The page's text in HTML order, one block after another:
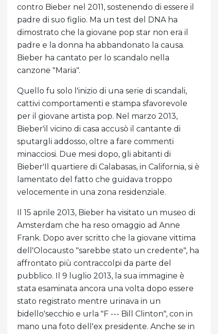
contro Bieber nel 2011, sostenendo di essere il
padre di suo figlio. Ma un test del DNA ha
dimostrato che la giovane pop star non era il
padre e la donna ha abbandonato la causa.
Bieber ha cantato per lo scandalo nella
canzone "Maria".
Quello fu solo l'inizio di una serie di scandali,
cattivi comportamenti e stampa sfavorevole
per il giovane artista pop. Nel marzo 2013,
Bieber'il vicino di casa accusò il cantante di
sputargli addosso, oltre a fare commenti
minacciosi. Due mesi dopo, gli abitanti di
Bieber'Il quartiere di Calabasas, in California, si è
lamentato del fatto che guidava troppo
velocemente in una zona residenziale.
Il 15 aprile 2013, Bieber ha visitato un museo di
Amsterdam che ha reso omaggio ad Anne
Frank. Dopo aver scritto che la giovane vittima
dell'Olocausto "sarebbe stato un credente", ha
affrontato più contraccolpi da parte del
pubblico. Il 9 luglio 2013, la sua immagine è
stata esaminata ancora una volta dopo essere
stato registrato mentre urinava in un
bidello'secchio e urla "F --- Bill Clinton", con in
mano una foto dell'ex presidente. Anche se in